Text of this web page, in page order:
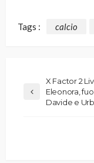
Tags : calcio
X Factor 2
Eleonora,
Davide e